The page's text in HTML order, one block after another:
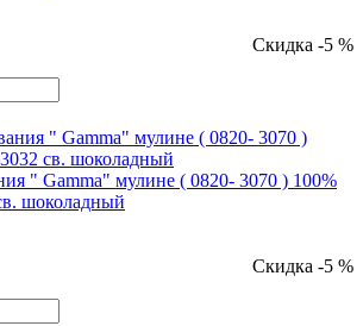
Скидка -5 %
" Gamma" мулине ( 0820- 3070 ) 100%
шоколадный
Скидка -5 %